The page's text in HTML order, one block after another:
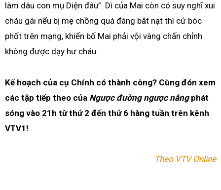
làm dâu con mụ Diện đâu”. Dì của Mai còn có suy nghĩ xui
cháu gái nếu bị mẹ chồng quá đáng bắt nạt thì cứ bóc
phốt trên mạng, khiến bố Mai phải vội vàng chấn chỉnh
không được dạy hư cháu.
Kế hoạch của cụ Chính có thành công? Cùng đón xem
các tập tiếp theo của Ngược đường ngược nắngphát
sóng vào 21h từ thứ 2 đến thứ 6 hàng tuần trên kênh
VTV1!
Theo VTV Online